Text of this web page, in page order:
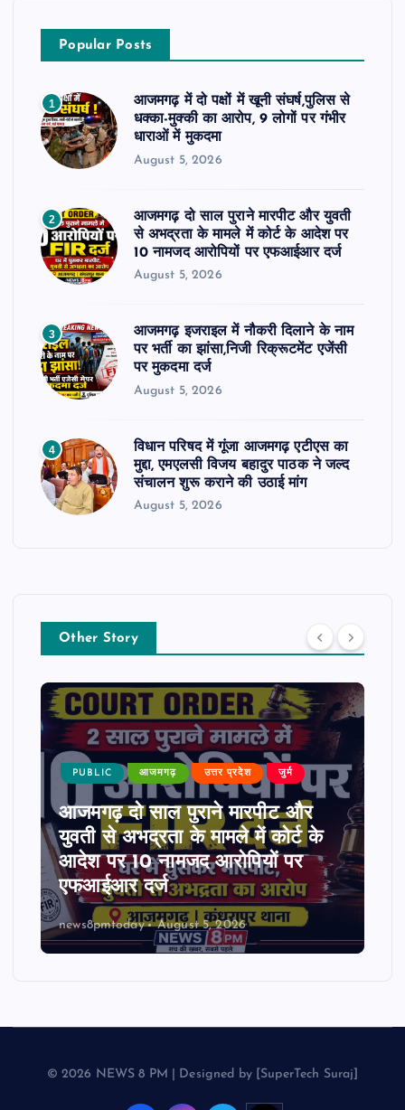
Popular Posts
1
आजमगढ़ में दो पक्षों में खूनी संघर्ष,पुलिस से
धक्का-मुक्की का आरोप, 9 लोगों पर गंभीर
धाराओं में मुकदमा
August 5, 2026
2
आजमगढ़ दो साल पुराने मारपीट और युवती
से अभद्रता के मामले में कोर्ट के आदेश पर
10 नामजद आरोपियों पर एफआईआर दर्ज
August 5, 2026
3
आजमगढ़ इजराइल में नौकरी दिलाने के नाम
पर भर्ती का झांसा,निजी रिक्रूटमेंट एजेंसी
पर मुकदमा दर्ज
August 5, 2026
4
विधान परिषद में गूंजा आजमगढ़ एटीएस का
मुद्दा, एमएलसी विजय बहादुर पाठक ने जल्द
संचालन शुरू कराने की उठाई मांग
August 5, 2026
Other Story
PUBLIC आजमगढ़ उत्तर प्रदेश जुर्म
आजमगढ़ दो साल पुराने मारपीट और
युवती से अभद्रता के मामले में कोर्ट के
आदेश पर 10 नामजद आरोपियों पर
एफआईआर दर्ज
news8pmtoday August 5, 2026
© 2026 NEWS 8 PM | Designed by [SuperTech Suraj]